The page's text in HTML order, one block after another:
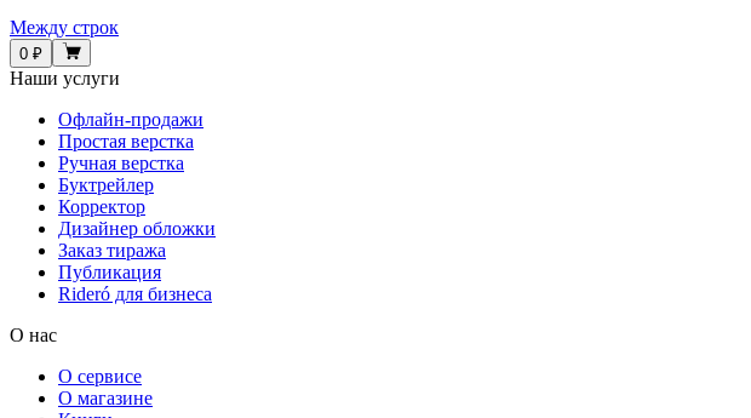
Между строк
0 ₽
Наши услуги
Офлайн-продажи
Простая верстка
Ручная верстка
Буктрейлер
Корректор
Дизайнер обложки
Заказ тиража
Публикация
Rideró для бизнеса
О нас
О сервисе
О магазине